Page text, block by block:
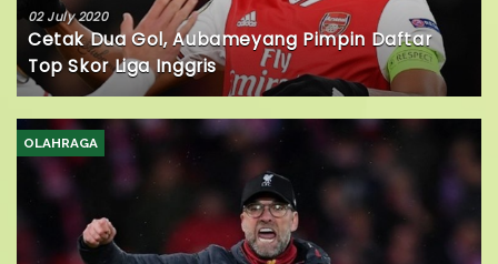
02 July 2020
Cetak Dua Gol, Aubameyang Pimpin Daftar
Top Skor Liga Inggris
OLAHRAGA